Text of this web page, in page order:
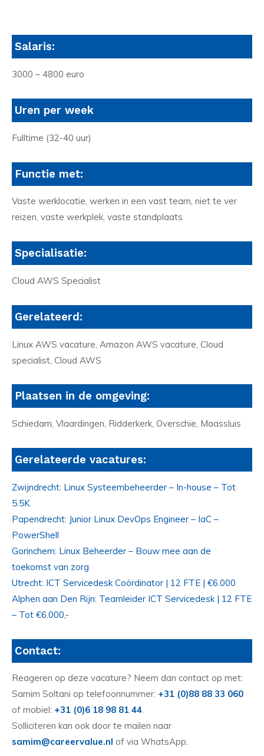
Salaris:
3000 – 4800 euro
Uren per week
Fulltime (32-40 uur)
Functie met:
Vaste werklocatie, werken in een vast team, niet te ver
reizen, vaste werkplek, vaste standplaats
Specialisatie:
Cloud AWS Specialist
Gerelateerd:
Linux AWS vacature, Amazon AWS vacature, Cloud
specialist, Cloud AWS
Plaatsen in de omgeving:
Schiedam, Vlaardingen, Ridderkerk, Overschie, Maassluis
Gerelateerde vacatures:
Zwijndrecht: Linux Systeembeheerder – In-house – Tot
5.5K
Papendrecht: Junior Linux DevOps Engineer – IaC –
PowerShell
Gorinchem: Linux Beheerder – Bouw mee aan de
toekomst van zorg
Utrecht: ICT Servicedesk Coördinator | 12 FTE | €6.000
Alphen aan Den Rijn: Teamleider ICT Servicedesk | 12 FTE
– Tot €6.000,-
Contact:
Reageren op deze vacature? Neem dan contact op met:
Samim Soltani op telefoonnummer: +31 (0)88 88 33 060
of mobiel: +31 (0)6 18 98 81 44.
Solliciteren kan ook door te mailen naar
samim@careervalue.nl of via WhatsApp.